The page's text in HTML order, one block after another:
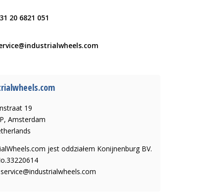
20 6821 051
19
Amsterdam
jest oddziałem Konijnenburg BV.
service@industrialwheels.com